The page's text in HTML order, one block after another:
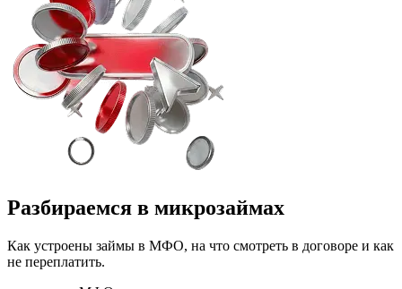
Разбираемся в микрозаймах
Как устроены займы в МФО, на что смотреть в договоре и как
не переплатить.